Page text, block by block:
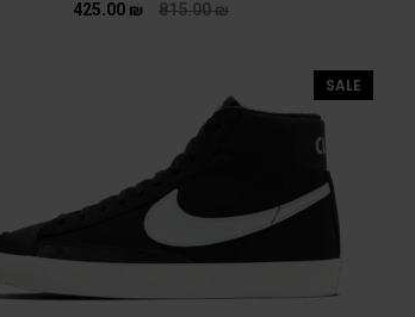
815.00₪
425.00 ₪
SALE